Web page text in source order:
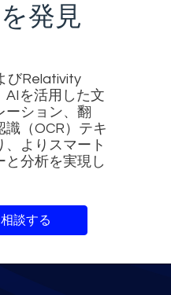
発見
びRelativity
AIを活用した文
ーション、翻
（OCR）テキ
、よりスマート
と分析を実現し
談する